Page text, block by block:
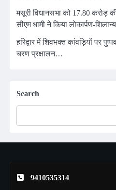
मसूरी विधानसभा को 17.80 करोड़
सीएम धामी ने किया लोकार्पण-
हरिद्वार में शिवभक्त कांवड़ियों पर
चरण प्रक्षालन…
Search
9410535314